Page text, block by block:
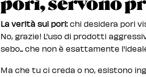
La verità sui pori: chi desidera pori
No, grazie! L'uso di prodotti
sebo... che non è esattamente
Ma che tu ci creda o no, esistono